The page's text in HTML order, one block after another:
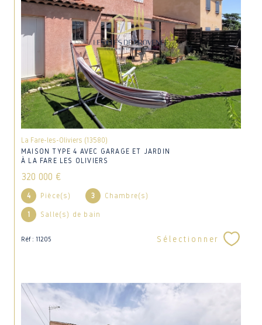
La Fare-les-Oliviers (13580)
MAISON TYPE 4 AVEC GARAGE ET JARDIN
À LA FARE LES OLIVIERS
320 000 €
4 Pièce(s) 3 Chambre(s)
1 Salle(s) de bain
Réf : 11205 Sélectionner